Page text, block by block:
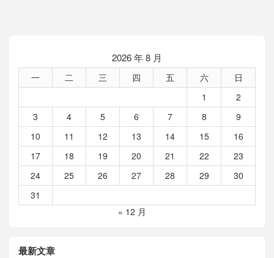
2026 年 8 月
一 二 三 四 五 六
日
1
2
3
4 5 6 7 8
9
10
11 12 13 14 15
16
17
18 19 20 21 22
23
24
25 26 27 28 29
30
31
« 12 月
最新文章